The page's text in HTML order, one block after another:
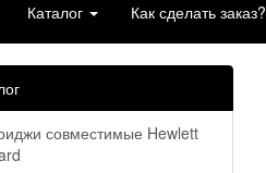
Каталог Как сделать заказ?
совместимые Hewlett